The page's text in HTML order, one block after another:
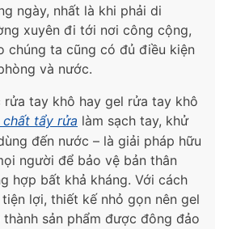
ngày, nhất là khi phải di
xuyên đi tới nơi công cộng,
chúng ta cũng có đủ điều kiện
và nước.
rửa tay khô hay gel rửa tay khô
chất tẩy rửa làm sạch tay, khử
đến nước – là giải pháp hữu
người để bảo vệ bản thân
hợp bất khả kháng. Với cách
lợi, thiết kế nhỏ gọn nên gel
sản phẩm được đông đảo